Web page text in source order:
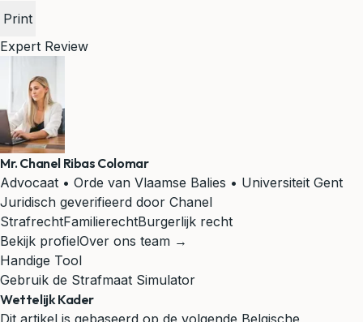
Print
Expert Review
Mr. Chanel Ribas Colomar
Advocaat • Orde van Vlaamse Balies • Universiteit Gent
Juridisch geverifieerd door Chanel
StrafrechtFamilierechtBurgerlijk recht
Bekijk profielOver ons team →
Handige Tool
Gebruik de Strafmaat Simulator
Wettelijk Kader
Dit artikel is gebaseerd op de volgende Belgische